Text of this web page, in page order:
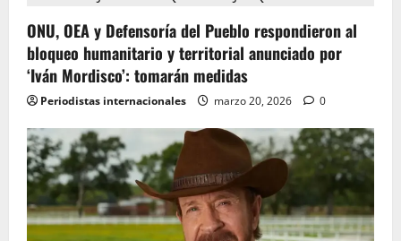
g
a
t
i
o
n
ONU, OEA y Defensoría del Pueblo respondieron al
bloqueo humanitario y territorial anunciado por
‘Iván Mordisco’: tomarán medidas
Periodistas internacionales marzo 20, 2026 0